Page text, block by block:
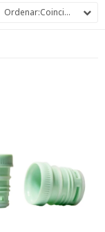
Coincidencia